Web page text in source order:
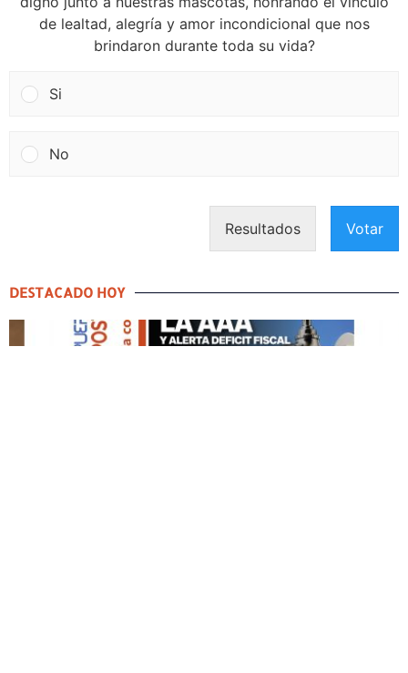
de lealtad, alegría y amor incondicional que nos
brindaron durante toda su vida?
Si
No
Resultados Votar
DESTACADO HOY